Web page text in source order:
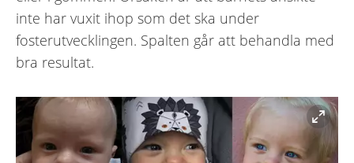
inte har vuxit ihop som det ska under
fosterutvecklingen. Spalten går att behandla med
bra resultat.